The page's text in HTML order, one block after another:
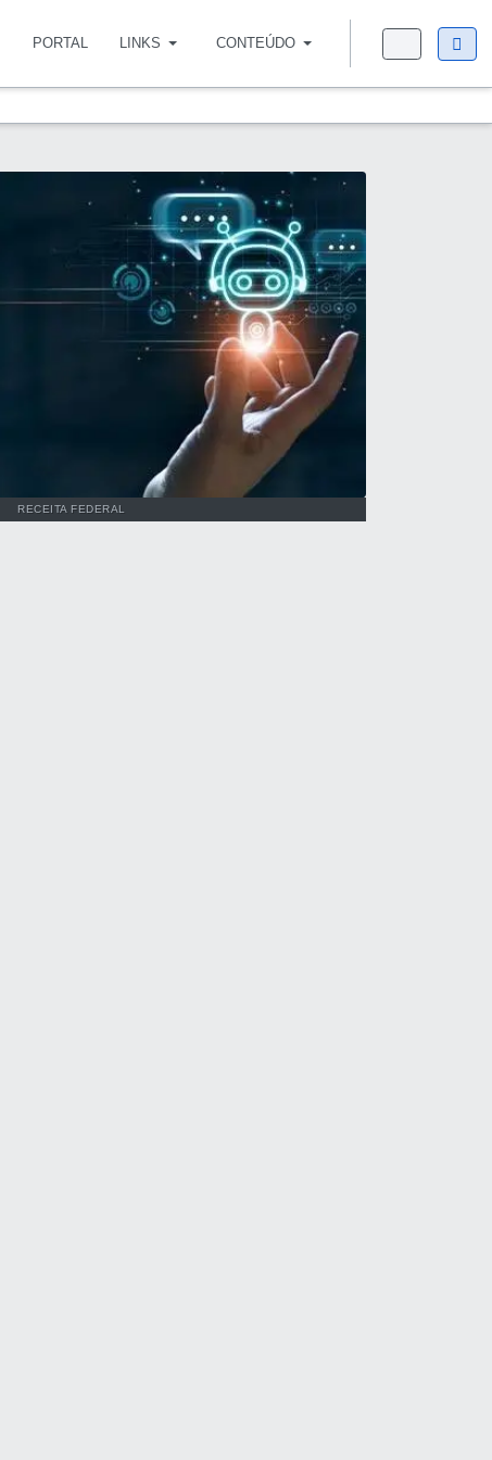
PORTAL LINKS CONTEÚDO
RECEITA FEDERAL